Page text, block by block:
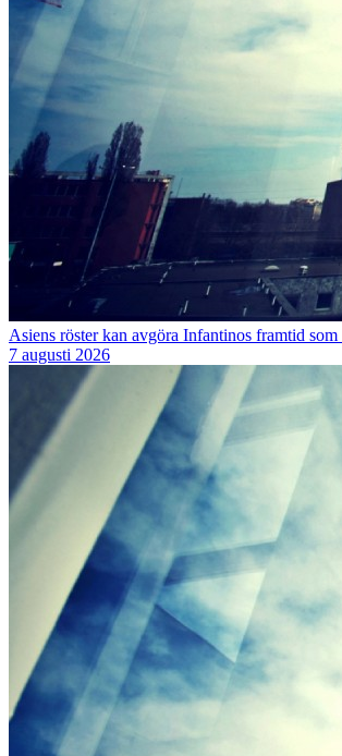
Asiens röster kan avgöra Infantinos framtid
7 augusti 2026